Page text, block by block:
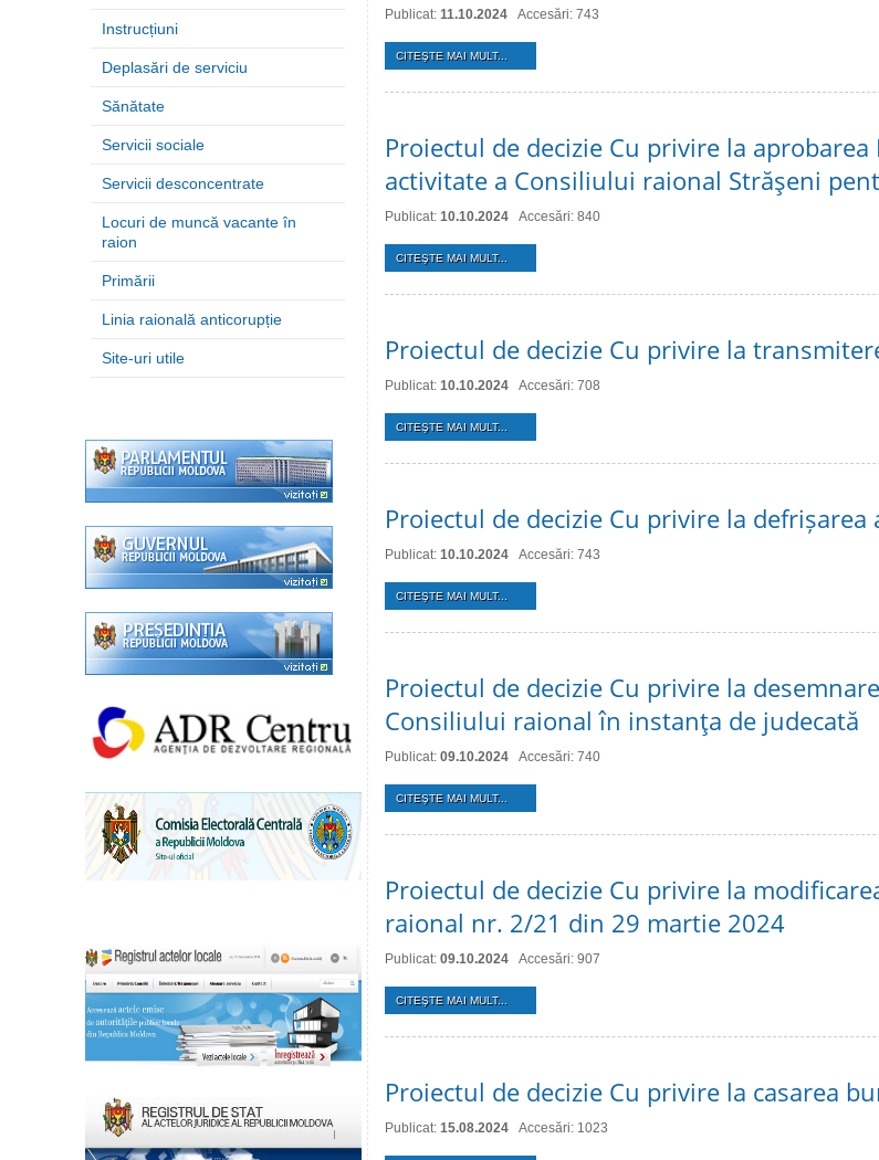
Instrucțiuni
Deplasări de serviciu
Sănătate
Servicii sociale
Servicii desconcentrate
Locuri de muncă vacante în
raion
Primării
Linia raională anticorupție
Site-uri utile
Publicat: 11.10.2024 Accesări: 743
CITEŞTE MAI MULT...
Proiectul de decizie Cu privire la
activitate a Consiliului raional Străşeni
Publicat: 10.10.2024 Accesări: 840
CITEŞTE MAI MULT...
Proiectul de decizie Cu privire la
Publicat: 10.10.2024 Accesări: 708
CITEŞTE MAI MULT...
Proiectul de decizie Cu privire la
Publicat: 10.10.2024 Accesări: 743
CITEŞTE MAI MULT...
Proiectul de decizie Cu privire la
Consiliului raional în instanţa de judecată
Publicat: 09.10.2024 Accesări: 740
CITEŞTE MAI MULT...
Proiectul de decizie Cu privire la
raional nr. 2/21 din 29 martie 2024
Publicat: 09.10.2024 Accesări: 907
CITEŞTE MAI MULT...
Proiectul de decizie Cu privire la casarea
Publicat: 15.08.2024 Accesări: 1023